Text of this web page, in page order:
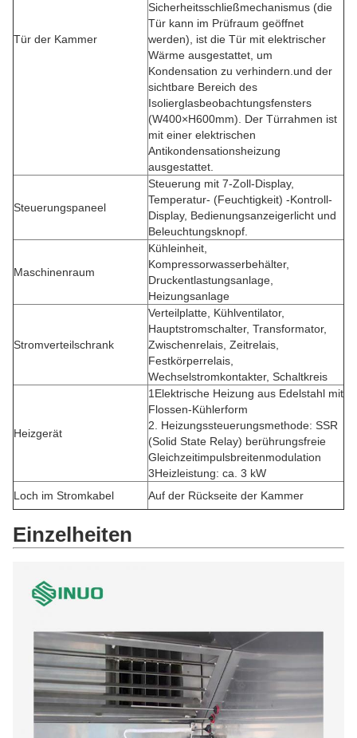
Tür der Kammer
Sicherheitsschließmechanismus (die
Tür kann im Prüfraum geöffnet
werden), ist die Tür mit elektrischer
Wärme ausgestattet, um
Kondensation zu verhindern.und der
sichtbare Bereich des
Isolierglasbeobachtungsfensters
(W400×H600mm). Der Türrahmen ist
mit einer elektrischen
Antikondensationsheizung
ausgestattet.
Steuerungspaneel
Steuerung mit 7-Zoll-Display,
Temperatur- (Feuchtigkeit) -Kontroll-
Display, Bedienungsanzeigerlicht und
Beleuchtungsknopf.
Maschinenraum
Kühleinheit,
Kompressorwasserbehälter,
Druckentlastungsanlage,
Heizungsanlage
Stromverteilschrank
Verteilplatte, Kühlventilator,
Hauptstromschalter, Transformator,
Zwischenrelais, Zeitrelais,
Festkörperrelais,
Wechselstromkontakter, Schaltkreis
Heizgerät
1Elektrische Heizung aus Edelstahl mit
Flossen-Kühlerform
2. Heizungssteuerungsmethode: SSR
(Solid State Relay) berührungsfreie
Gleichzeitimpulsbreitenmodulation
3Heizleistung: ca. 3 kW
Loch im Stromkabel
Auf der Rückseite der Kammer
Einzelheiten